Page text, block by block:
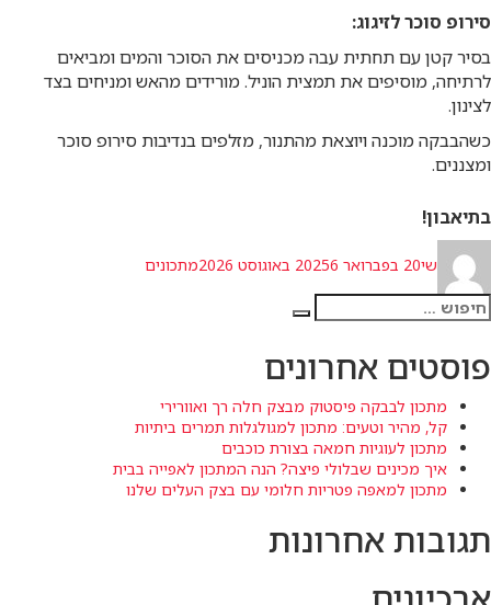
סירופ סוכר לזיגוג:
בסיר קטן עם תחתית עבה מכניסים את הסוכר והמים ומביאים
לרתיחה, מוסיפים את תמצית הוניל. מורידים מהאש ומניחים בצד
לצינון.
כשהבבקה מוכנה ויוצאת מהתנור, מזלפים בנדיבות סירופ סוכר
ומצננים.
בתיאבון!
שיבתאריך
20 בפברואר 2025 6 באוגוסט 2026
מתכונים
חפש:
חיפוש
פוסטים אחרונים
מתכון לבבקה פיסטוק מבצק חלה רך ואוורירי
קל, מהיר וטעים: מתכון למגולגלות תמרים ביתיות
מתכון לעוגיות חמאה בצורת כוכבים
איך מכינים שבלולי פיצה? הנה המתכון לאפייה בבית
מתכון למאפה פטריות חלומי עם בצק העלים שלנו
תגובות אחרונות